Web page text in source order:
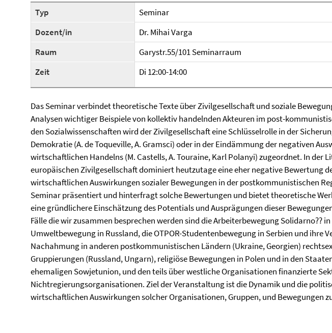
Typ
Seminar
Dozent/in
Dr. Mihai Varga
Raum
Garystr.55/101 Seminarraum
Zeit
Di 12:00-14:00
Das Seminar verbindet theoretische Texte über Zivilgesellschaft und soziale
Analysen wichtiger Beispiele von kollektiv handelnden Akteuren im post-
den Sozialwissenschaften wird der Zivilgesellschaft eine Schlüsselrolle in der
Demokratie (A. de Toqueville, A. Gramsci) oder in der Eindämmung der negativen
wirtschaftlichen Handelns (M. Castells, A. Touraine, Karl Polanyi) zugeordnet. In der
europäischen Zivilgesellschaft dominiert heutzutage eine eher negative Bewertung
wirtschaftlichen Auswirkungen sozialer Bewegungen in der postkommunistischen
Seminar präsentiert und hinterfragt solche Bewertungen und bietet theoretische
eine gründlichere Einschätzung des Potentials und Ausprägungen dieser
Fälle die wir zusammen besprechen werden sind die Arbeiterbewegung Solidarno??
Umweltbewegung in Russland, die OTPOR-Studentenbewegung in Serbien und ihre
Nachahmung in anderen postkommunistischen Ländern (Ukraine, Georgien)
Gruppierungen (Russland, Ungarn), religiöse Bewegungen in Polen und in den
ehemaligen Sowjetunion, und den teils über westliche Organisationen finanzierte
Nichtregierungsorganisationen. Ziel der Veranstaltung ist die Dynamik und die
wirtschaftlichen Auswirkungen solcher Organisationen, Gruppen, und Bewegungen